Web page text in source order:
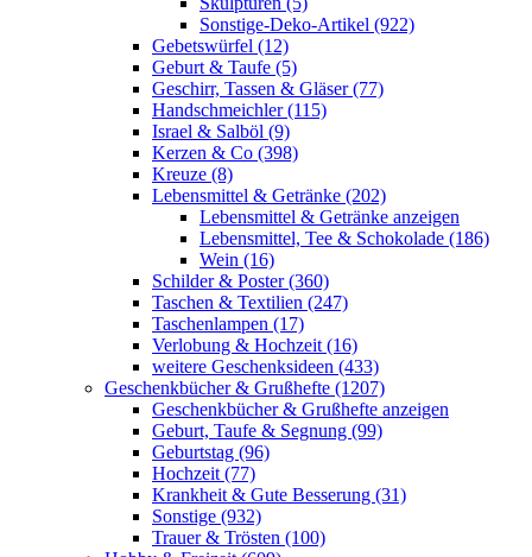
Sonstige-Deko-Artikel (922)
Gebetswürfel (12)
Geburt & Taufe (5)
Geschirr, Tassen & Gläser (77)
Handschmeichler (115)
Israel & Salböl (9)
Kerzen & Co (398)
Kreuze (8)
Lebensmittel & Getränke (202)
Lebensmittel & Getränke anzeigen
Lebensmittel, Tee & Schokolade (186)
Wein (16)
Schilder & Poster (360)
Taschen & Textilien (247)
Taschenlampen (17)
Verlobung & Hochzeit (16)
weitere Geschenksideen (433)
Geschenkbücher & Grußhefte (1207)
Geschenkbücher & Grußhefte anzeigen
Geburt, Taufe & Segnung (99)
Geburtstag (96)
Hochzeit (77)
Krankheit & Gute Besserung (31)
Sonstige (932)
Trauer & Trösten (100)